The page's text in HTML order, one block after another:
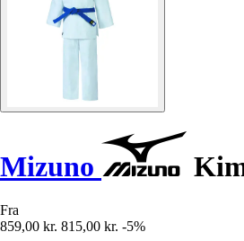
Mizuno
Fra
859,00 kr. 815,00 kr. -5%